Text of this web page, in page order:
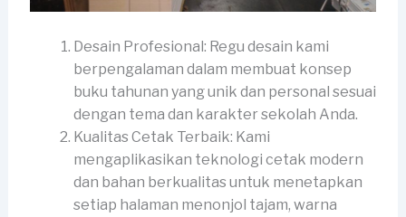
Desain Profesional: Regu desain kami
berpengalaman dalam membuat konsep
buku tahunan yang unik dan personal sesuai
dengan tema dan karakter sekolah Anda.
Kualitas Cetak Terbaik: Kami
mengaplikasikan teknologi cetak modern
dan bahan berkualitas untuk menetapkan
setiap halaman menonjol tajam, warna